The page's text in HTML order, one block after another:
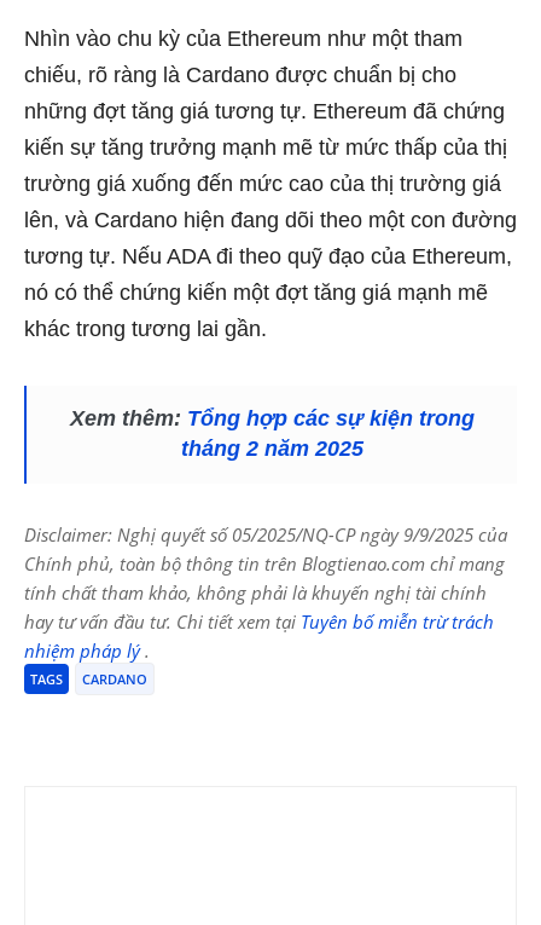
Nhìn vào chu kỳ của Ethereum như một tham
chiếu, rõ ràng là Cardano được chuẩn bị cho
những đợt tăng giá tương tự. Ethereum đã chứng
kiến ​​sự tăng trưởng mạnh mẽ từ mức thấp của thị
trường giá xuống đến mức cao của thị trường giá
lên, và Cardano hiện đang dõi theo một con đường
tương tự. Nếu ADA đi theo quỹ đạo của Ethereum,
nó có thể chứng kiến ​​một đợt tăng giá mạnh mẽ
khác trong tương lai gần.
Xem thêm: Tổng hợp các sự kiện trong
tháng 2 năm 2025
Disclaimer: Nghị quyết số 05/2025/NQ-CP ngày 9/9/2025 của
Chính phủ, toàn bộ thông tin trên Blogtienao.com chỉ mang
tính chất tham khảo, không phải là khuyến nghị tài chính
hay tư vấn đầu tư. Chi tiết xem tại Tuyên bố miễn trừ trách
nhiệm pháp lý.
TAGS CARDANO